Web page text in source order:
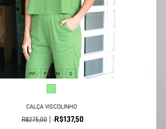
PP P M G
CALÇA VISCOLINHO
R$275,00 R$137,50